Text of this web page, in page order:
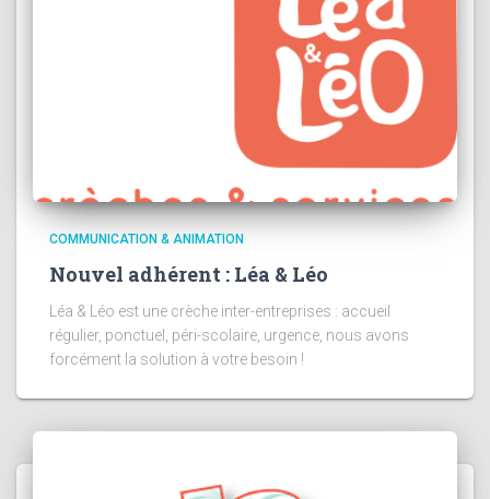
COMMUNICATION & ANIMATION
Nouvel adhérent : Léa & Léo
Léa & Léo est une crèche inter-entreprises : accueil
régulier, ponctuel, péri-scolaire, urgence, nous avons
forcément la solution à votre besoin !